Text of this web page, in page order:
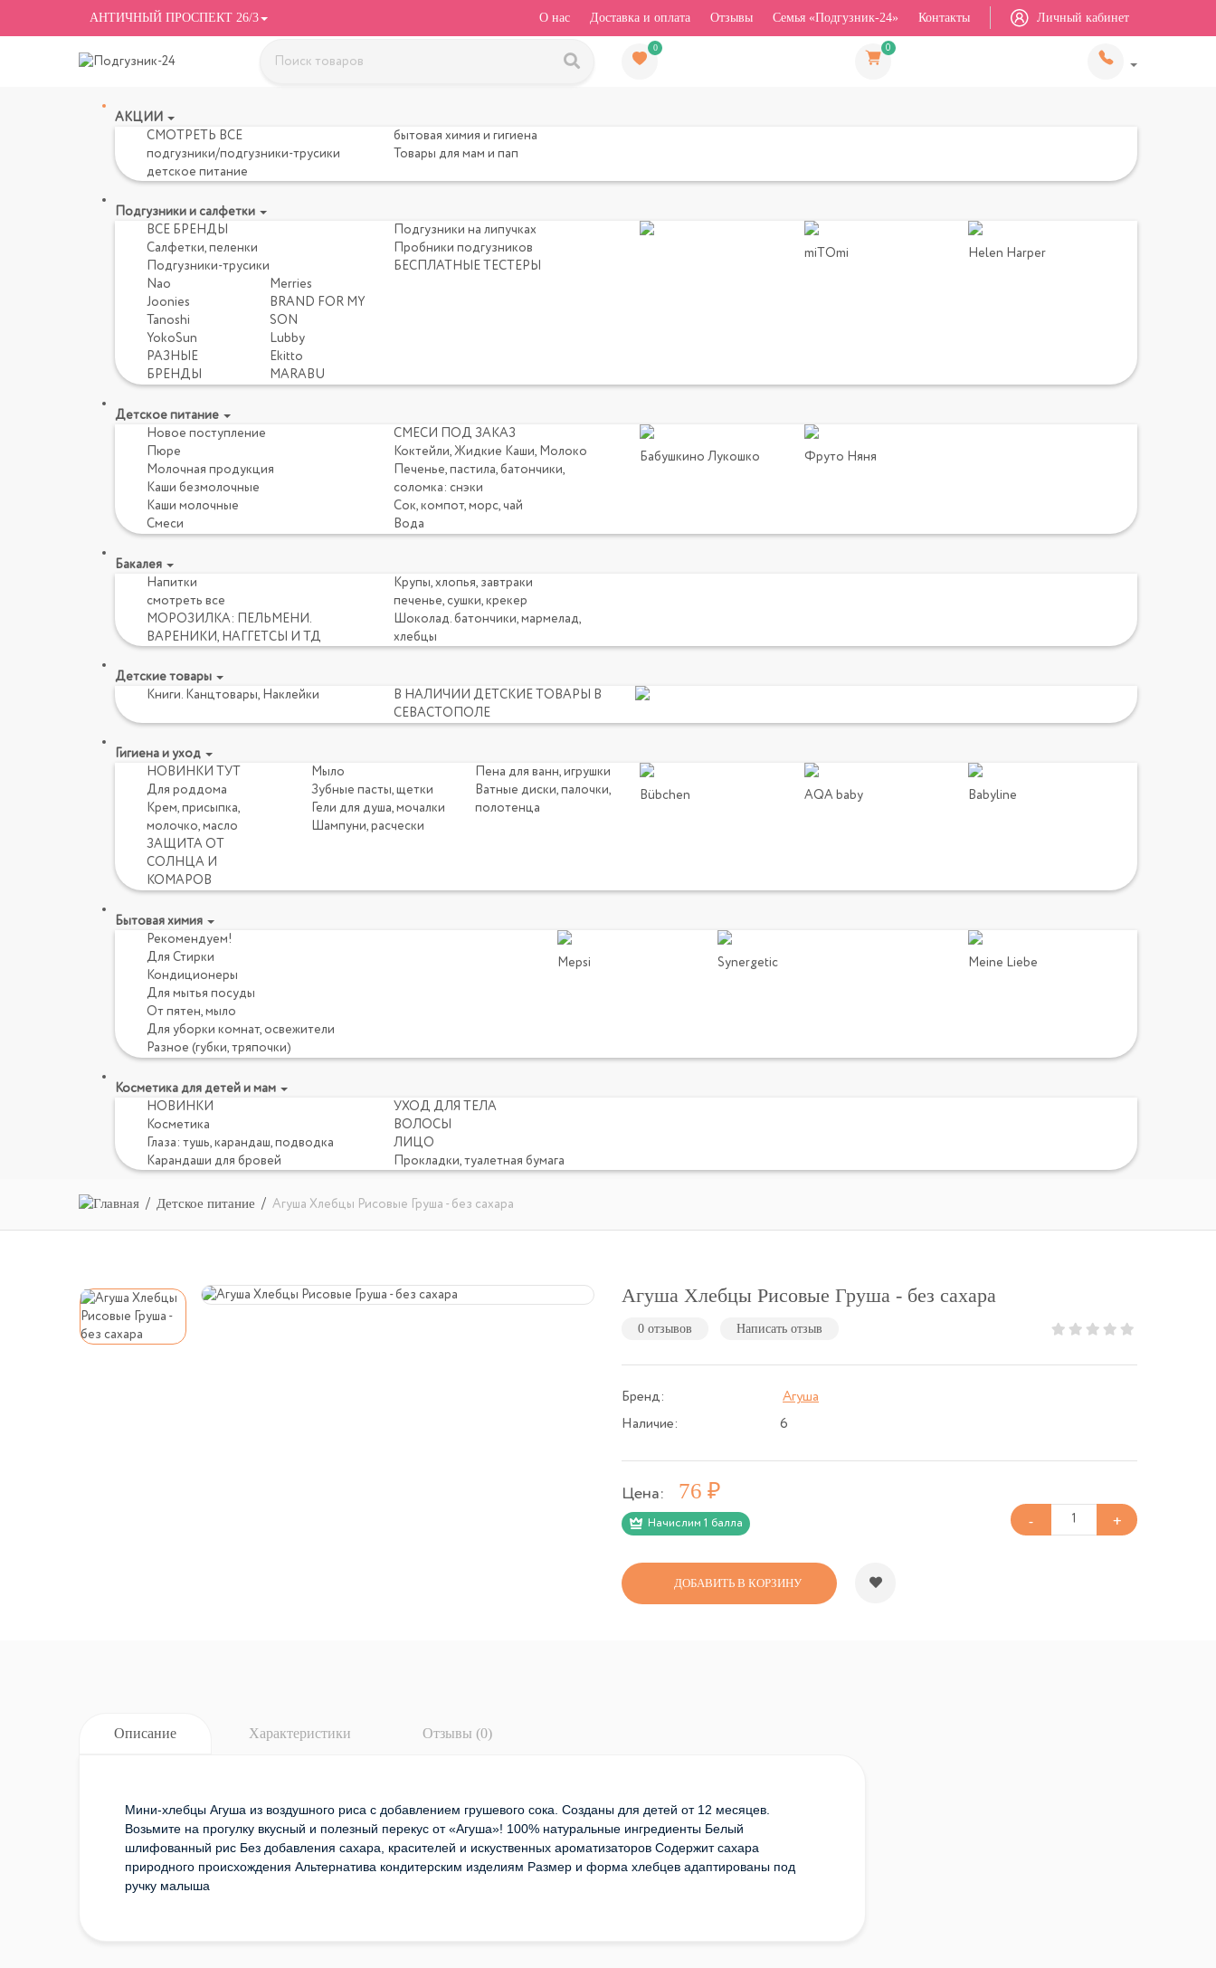
АНТИЧНЫЙ ПРОСПЕКТ 26/3 О нас Доставка и оплата Отзывы Семья «Подгузник-24» Контакты Личный кабинет
0 0
АКЦИИ
СМОТРЕТЬ ВСЕ
подгузники/подгузники-трусики
детское питание
бытовая химия и гигиена
Товары для мам и пап
Подгузники и салфетки
ВСЕ БРЕНДЫ
Салфетки, пеленки
Подгузники-трусики
Nao
Joonies
Tanoshi
YokoSun
РАЗНЫЕ
БРЕНДЫ
Merries
BRAND FOR MY
SON
Lubby
Ekitto
MARABU
Подгузники на липучках
Пробники подгузников
БЕСПЛАТНЫЕ ТЕСТЕРЫ
miTOmi Helen Harper
Детское питание
Новое поступление
Пюре
Молочная продукция
Каши безмолочные
Каши молочные
Смеси
СМЕСИ ПОД ЗАКАЗ
Коктейли, Жидкие Каши, Молоко
Печенье, пастила, батончики,
соломка: снэки
Сок, компот, морс, чай
Вода
Бабушкино Лукошко Фруто Няня
Бакалея
Напитки
смотреть все
МОРОЗИЛКА: ПЕЛЬМЕНИ.
ВАРЕНИКИ, НАГГЕТСЫ И ТД
Крупы, хлопья, завтраки
печенье, сушки, крекер
Шоколад. батончики, мармелад,
хлебцы
Детские товары
Книги. Канцтовары, Наклейки
В НАЛИЧИИ ДЕТСКИЕ ТОВАРЫ В
СЕВАСТОПОЛЕ
Гигиена и уход
НОВИНКИ ТУТ
Для роддома
Крем, присыпка,
молочко, масло
ЗАЩИТА ОТ
СОЛНЦА И
КОМАРОВ
Мыло
Зубные пасты, щетки
Гели для душа, мочалки
Шампуни, расчески
Пена для ванн, игрушки
Ватные диски, палочки,
полотенца
Bübchen AQA baby Babyline
Бытовая химия
Рекомендуем!
Для Стирки
Кондиционеры
Для мытья посуды
От пятен, мыло
Для уборки комнат, освежители
Разное (губки, тряпочки)
Mepsi Synergetic Meine Liebe
Косметика для детей и мам
НОВИНКИ
Косметика
Глаза: тушь, карандаш, подводка
Карандаши для бровей
УХОД ДЛЯ ТЕЛА
ВОЛОСЫ
ЛИЦО
Прокладки, туалетная бумага
Детское питание Агуша Хлебцы Рисовые Груша - без сахара
Агуша Хлебцы Рисовые Груша - без сахара
0 отзывов Написать отзыв
Бренд:
Агуша
Наличие:
6
Цена: 76
Начислим 1 балла
ДОБАВИТЬ В КОРЗИНУ
Описание Характеристики Отзывы (0)
Мини-хлебцы Агуша из воздушного риса с добавлением грушевого сока. Созданы для детей от 12 месяцев.
Возьмите на прогулку вкусный и полезный перекус от «Агуша»! 100% натуральные ингредиенты Белый
шлифованный рис Без добавления сахара, красителей и искуственных ароматизаторов Содержит сахара
природного происхождения Альтернатива кондитерским изделиям Размер и форма хлебцев адаптированы под
ручку малыша